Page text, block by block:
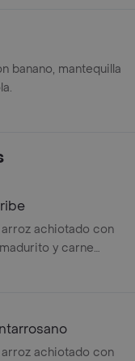
banano, mantequilla
achiotado con
y carne
con adición de
achiotado con